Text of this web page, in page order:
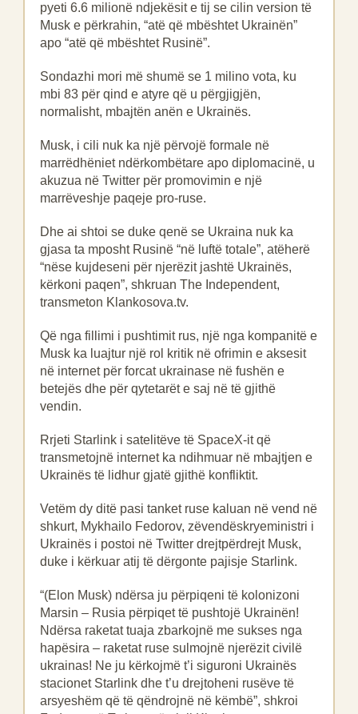
pyeti 6.6 milionë ndjekësit e tij se cilin version të
Musk e përkrahin, “atë që mbështet Ukrainën”
apo “atë që mbështet Rusinë”.
Sondazhi mori më shumë se 1 milino vota, ku
mbi 83 për qind e atyre që u përgjigjën,
normalisht, mbajtën anën e Ukrainës.
Musk, i cili nuk ka një përvojë formale në
marrëdhëniet ndërkombëtare apo diplomacinë, u
akuzua në Twitter për promovimin e një
marrëveshje paqeje pro-ruse.
Dhe ai shtoi se duke qenë se Ukraina nuk ka
gjasa ta mposht Rusinë “në luftë totale”, atëherë
“nëse kujdeseni për njerëzit jashtë Ukrainës,
kërkoni paqen”, shkruan The Independent,
transmeton Klankosova.tv.
Që nga fillimi i pushtimit rus, një nga kompanitë e
Musk ka luajtur një rol kritik në ofrimin e aksesit
në internet për forcat ukrainase në fushën e
betejës dhe për qytetarët e saj në të gjithë
vendin.
Rrjeti Starlink i satelitëve të SpaceX-it që
transmetojnë internet ka ndihmuar në mbajtjen e
Ukrainës të lidhur gjatë gjithë konfliktit.
Vetëm dy ditë pasi tanket ruse kaluan në vend në
shkurt, Mykhailo Fedorov, zëvendëskryeministri i
Ukrainës i postoi në Twitter drejtpërdrejt Musk,
duke i kërkuar atij të dërgonte pajisje Starlink.
“(Elon Musk) ndërsa ju përpiqeni të kolonizoni
Marsin – Rusia përpiqet të pushtojë Ukrainën!
Ndërsa raketat tuaja zbarkojnë me sukses nga
hapësira – raketat ruse sulmojnë njerëzit civilë
ukrainas! Ne ju kërkojmë t’i siguroni Ukrainës
stacionet Starlink dhe t’u drejtoheni rusëve të
arsyeshëm që të qëndrojnë në këmbë”, shkroi